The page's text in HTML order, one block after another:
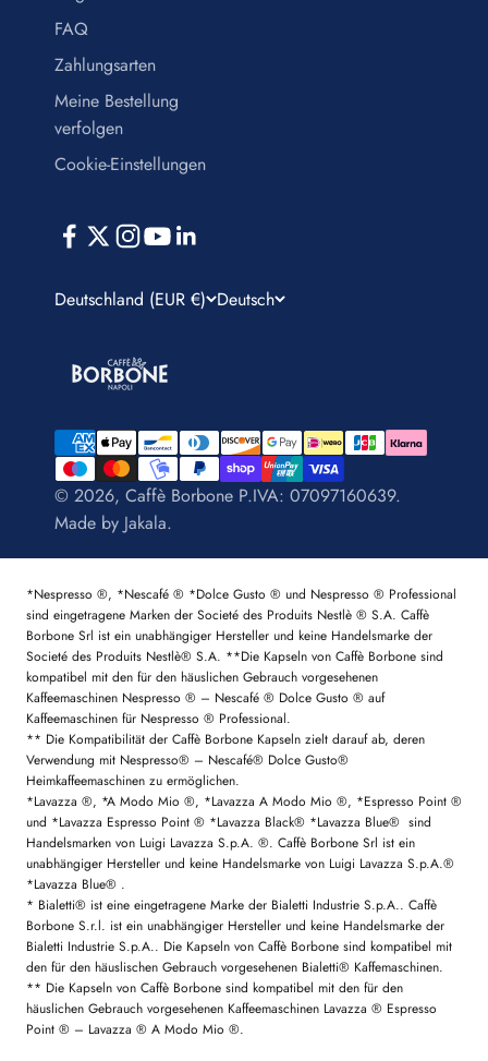
FAQ
Zahlungsarten
Meine Bestellung
verfolgen
Cookie-Einstellungen
Deutschland (EUR €) Deutsch
© 2026, Caffè Borbone P.IVA: 07097160639.
Made by Jakala.
*Nespresso ®, *Nescafé ® *Dolce Gusto ® und Nespresso ® Professional
sind eingetragene Marken der Societé des Produits Nestlè ® S.A. Caffè
Borbone Srl ist ein unabhängiger Hersteller und keine Handelsmarke der
Societé des Produits Nestlè® S.A. **Die Kapseln von Caffè Borbone sind
kompatibel mit den für den häuslichen Gebrauch vorgesehenen
Kaffeemaschinen Nespresso ® – Nescafé ® Dolce Gusto ® auf
Kaffeemaschinen für Nespresso ® Professional.
** Die Kompatibilität der Caffè Borbone Kapseln zielt darauf ab, deren
Verwendung mit Nespresso® – Nescafé® Dolce Gusto®
Heimkaffeemaschinen zu ermöglichen.
*Lavazza ®, *A Modo Mio ®, *Lavazza A Modo Mio ®, *Espresso Point ®
und *Lavazza Espresso Point ® *Lavazza Black® *Lavazza Blue® sind
Handelsmarken von Luigi Lavazza S.p.A. ®. Caffè Borbone Srl ist ein
unabhängiger Hersteller und keine Handelsmarke von Luigi Lavazza S.p.A.®
*Lavazza Blue® .
* Bialetti® ist eine eingetragene Marke der Bialetti Industrie S.p.A.. Caffè
Borbone S.r.l. ist ein unabhängiger Hersteller und keine Handelsmarke der
Bialetti Industrie S.p.A.. Die Kapseln von Caffè Borbone sind kompatibel mit
den für den häuslischen Gebrauch vorgesehenen Bialetti® Kaffemaschinen.
** Die Kapseln von Caffè Borbone sind kompatibel mit den für den
häuslichen Gebrauch vorgesehenen Kaffeemaschinen Lavazza ® Espresso
Point ® – Lavazza ® A Modo Mio ®.